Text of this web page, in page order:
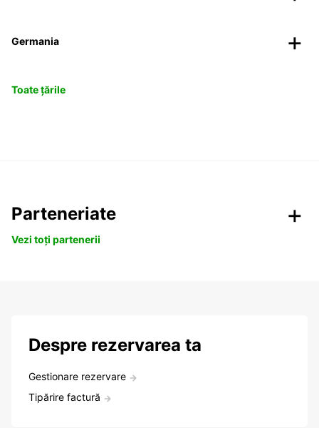
Germania
Toate țările
Parteneriate
Vezi toți partenerii
Despre rezervarea ta
Gestionare rezervare
Tipărire factură